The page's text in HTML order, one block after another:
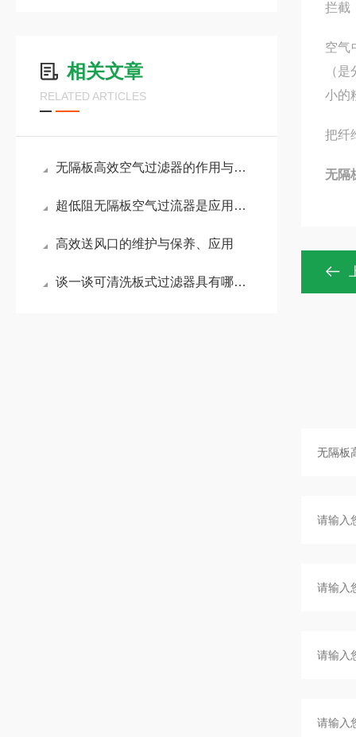
相关文章
RELATED ARTICLES
无隔板高效空气过滤器的作用与应用
超低阻无隔板空气过流器是应用了什么原理进行过滤的？
高效送风口的维护与保养、应用
谈一谈可清洗板式过滤器具有哪些特点？
空气
（
小的
把纤
无隔